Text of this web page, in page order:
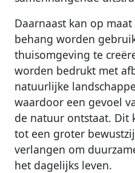
Daarnaast kan op
behang worden
thuisomgeving te
worden bedrukt met
natuurlijke
waardoor een gevoel
de natuur ontstaat. Dit
tot een groter
verlangen om
het dagelijks leven.